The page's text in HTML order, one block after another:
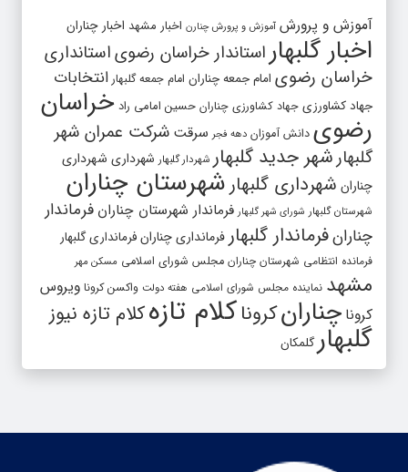
آموزش و پرورش آموزش و پرورش چنارن اخبار مشهد اخبار چناران
اخبار گلبهار استاندار خراسان رضویاستانداری
خراسان رضوی امام جمعه چناران امام جمعه گلبهار انتخابات
جهاد کشاورزی جهاد کشاورزی چناران حسین امامی راد خراسان
رضوی دانش آموزان دهه فجر سرقت شرکت عمران شهر
گلبهارشهر جدید گلبهار شهردار گلبهار شهرداری شهرداری
چناران شهرداری گلبهار شهرستان چناران
شهرستان گلبهار شورای شهر گلبهار فرماندار شهرستان چناران فرماندار
چنارانفرماندار گلبهار فرمانداری چنارانفرمانداری گلبهار
فرمانده انتظامی شهرستان چناران مجلس شورای اسلامی مسکن مهر
مشهد نماینده مجلس شورای اسلامی هفته دولت واکسن کرونا ویروس
کرونا چنارانکروناکلام تازهکلام تازه نیوز
گلبهارگلمکان